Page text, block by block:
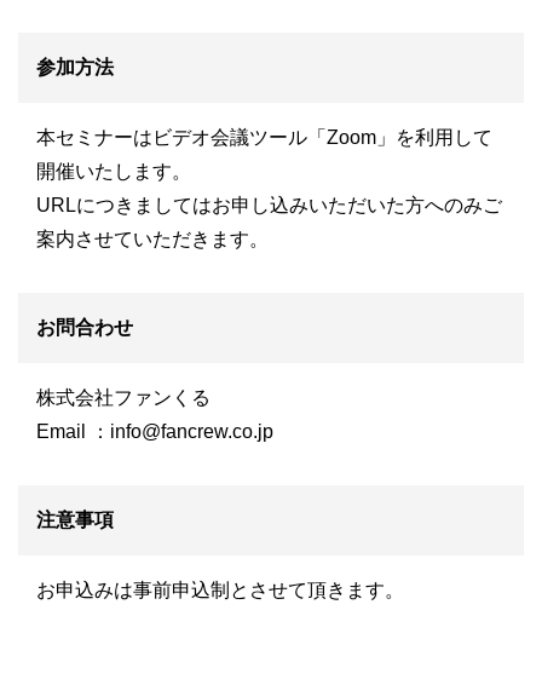
参加方法
本セミナーはビデオ会議ツール「Zoom」を利用して
開催いたします。
URLにつきましてはお申し込みいただいた方へのみご
案内させていただきます。
お問合わせ
株式会社ファンくる
Email ： info@fancrew.co.jp
注意事項
お申込みは事前申込制とさせて頂きます。